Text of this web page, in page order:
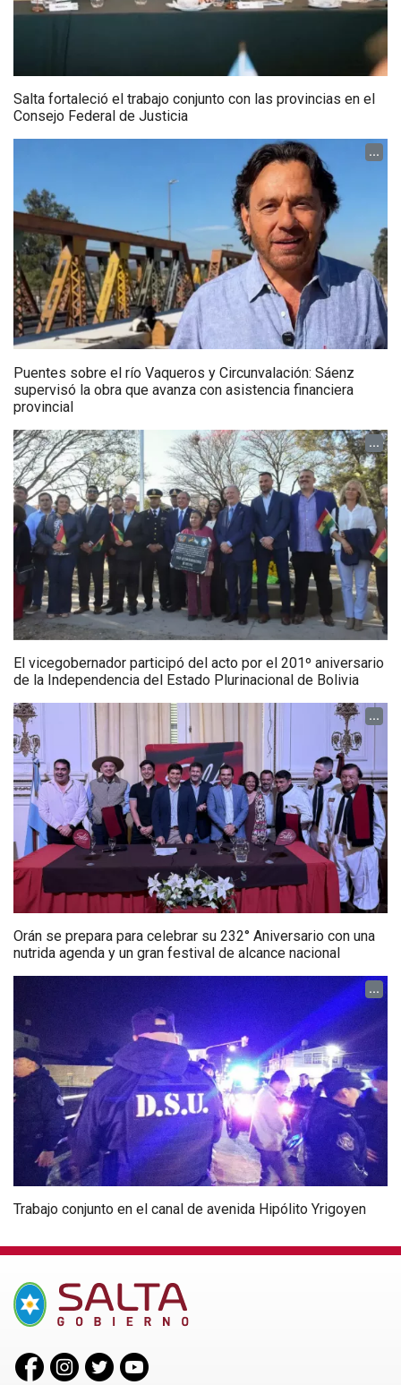
Salta fortaleció el trabajo conjunto con las provincias en el
Consejo Federal de Justicia
...
Puentes sobre el río Vaqueros y Circunvalación: Sáenz
supervisó la obra que avanza con asistencia financiera
provincial
...
El vicegobernador participó del acto por el 201º aniversario
de la Independencia del Estado Plurinacional de Bolivia
...
Orán se prepara para celebrar su 232° Aniversario con una
nutrida agenda y un gran festival de alcance nacional
...
Trabajo conjunto en el canal de avenida Hipólito Yrigoyen